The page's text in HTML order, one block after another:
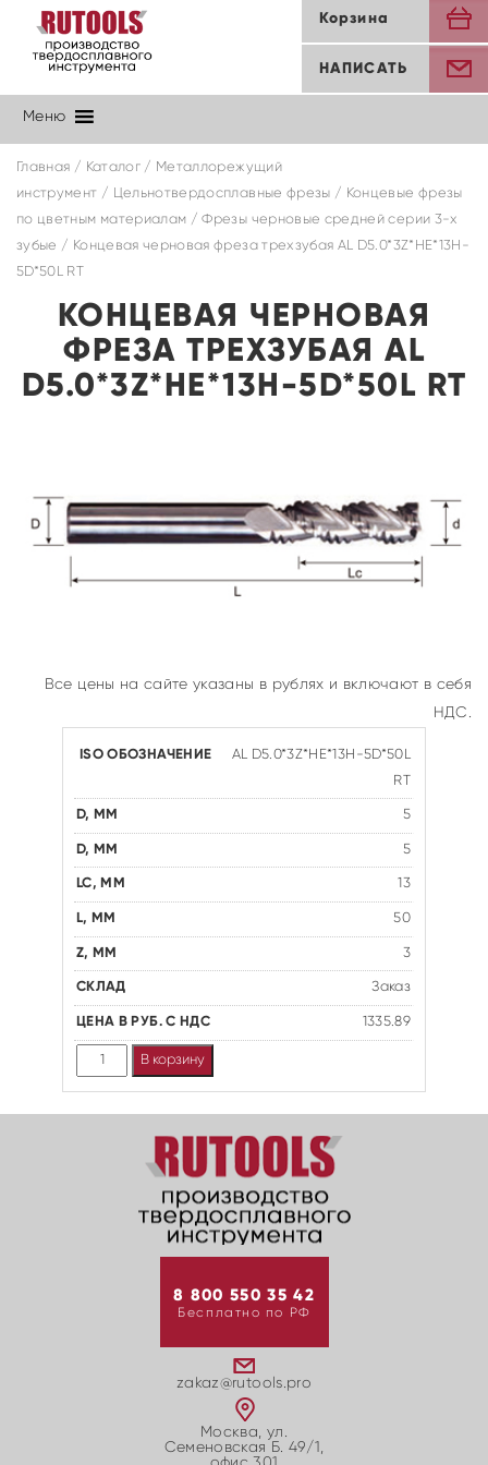
Корзина
НАПИСАТЬ
Меню
Главная / Каталог/ Металлорежущий
инструмент / Цельнотвердосплавные фрезы / Концевые фрезы
по цветным материалам /Фрезы черновые средней серии 3-х
зубые / Концевая черновая фреза трехзубая AL D5.0*3Z*HE*13H-
5D*50L RT
КОНЦЕВАЯ ЧЕРНОВАЯ
ФРЕЗА ТРЕХЗУБАЯ AL
D5.0*3Z*HE*13H-5D*50L RT
Все цены на сайте указаны в рублях и включают в себя
НДС.
AL D5.0*3Z*HE*13H-5D*50L
RT
5
5
13
50
3
Заказ
1335.89
КоличествоВ корзину
8 800 550 35 42
Бесплатно по РФ
zakaz@rutools.pro
Москва, ул.
Семеновская Б. 49/1,